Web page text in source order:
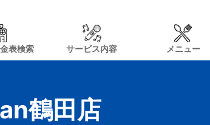
表検索 サービス内容 メニュー
鶴田店